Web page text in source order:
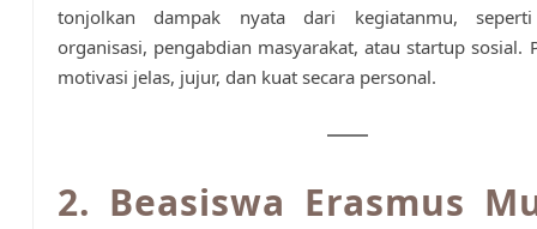
tonjolkan dampak nyata dari kegiatanmu,
organisasi, pengabdian masyarakat, atau startup sosial.
motivasi jelas, jujur, dan kuat secara personal.
2. Beasiswa Erasmus